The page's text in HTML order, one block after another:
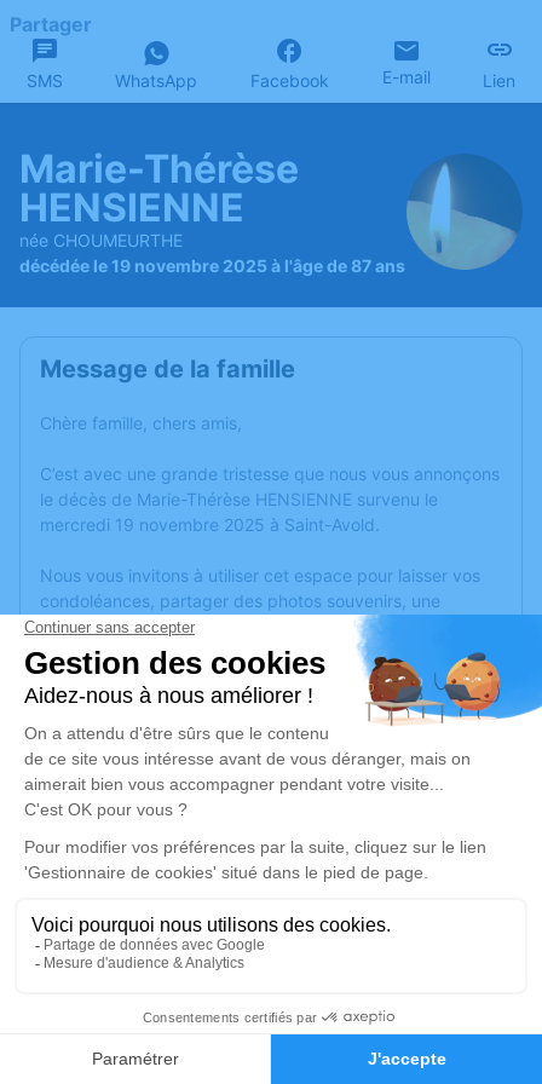
Faire-part Hommages
Partager
SMS WhatsApp Facebook E-mail Lien
Marie-Thérèse
HENSIENNE
née CHOUMEURTHE
décédée le 19 novembre 2025 à l'âge de 87 ans
Message de la famille
Chère famille, chers amis,
C’est avec une grande tristesse que nous vous annonçons
le décès de Marie-Thérèse HENSIENNE survenu le
mercredi 19 novembre 2025 à Saint-Avold.
Nous vous invitons à utiliser cet espace pour laisser vos
condoléances, partager des photos souvenirs, une
anecdote ou exprimer vos pensées à travers des poèmes
ou des textes. Cet endroit est un lieu d'expression dédié à
honorer la mémoire de Marie-Thérèse HENSIENNE.
Un service de plantation d’arbre hommage estdisponible
ici.
mardi 25 novembre 2025 à 14h30
Eglise Saint Martin de Bermering
57340 Bermering